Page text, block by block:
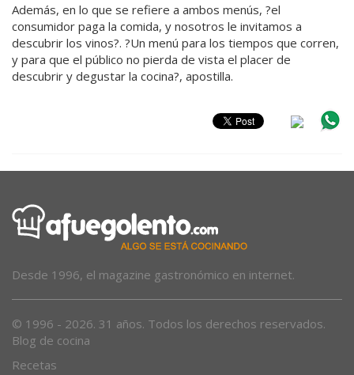
Además, en lo que se refiere a ambos menús, ?el
consumidor paga la comida, y nosotros le invitamos a
descubrir los vinos?. ?Un menú para los tiempos que corren,
y para que el público no pierda de vista el placer de
descubrir y degustar la cocina?, apostilla.
Desde 1996, el magazine gastronómico en internet.
© 1996 - 2026. 31 años. Todos los derechos reservados.
Blog de cocina
Recetas